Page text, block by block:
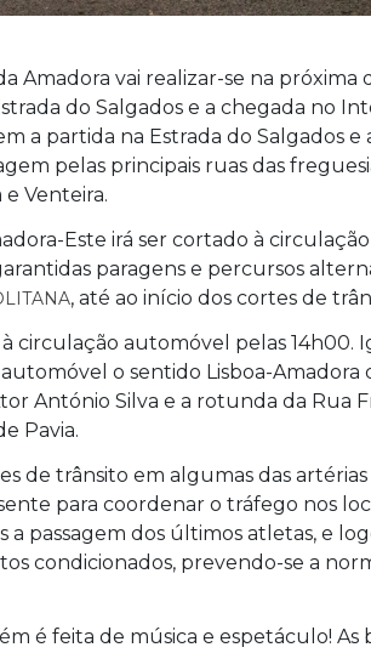
Amadora vai realizar-se na próxima
do Salgados e a chegada no
a partida na Estrada do Salgados e
pelas principais ruas das
Venteira.
Este irá ser cortado à circulação
paragens e percursos
, até ao início dos cortes de
à circulação automóvel pelas 14h00.
o sentido Lisboa-Amadora
António Silva e a rotunda da Rua
Pavia.
de trânsito em algumas das
para coordenar o tráfego nos
a passagem dos últimos atletas, e
condicionados, prevendo-se a
é feita de música e espetáculo! As